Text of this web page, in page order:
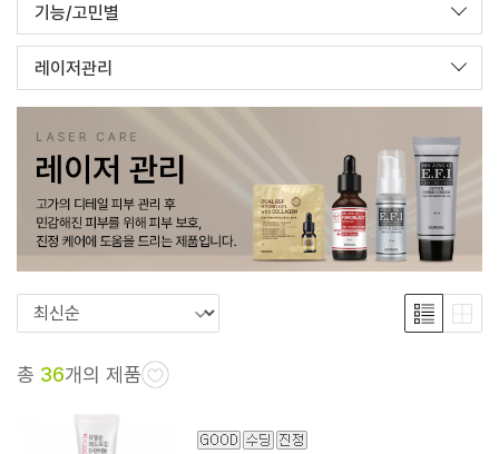
기능/고민별
레이저관리
총 36개의 제품